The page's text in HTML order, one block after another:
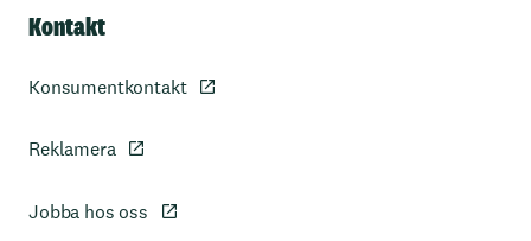
Kontakt
Konsumentkontakt
Reklamera
Jobba hos oss